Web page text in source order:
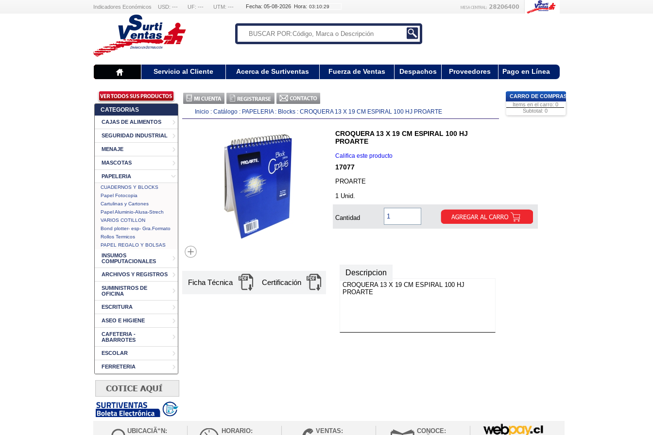
Indicadores Económicos USD: --- UF: --- UTM: --- Fecha: 05-08-2026 Hora:
Servicio al Cliente Acerca de Surtiventas Fuerza de Ventas Despachos Proveedores Pago en Línea
CATEGORIAS
CAJAS DE ALIMENTOS
SEGURIDAD INDUSTRIAL
MENAJE
MASCOTAS
PAPELERIA
CUADERNOS Y BLOCKS
Papel Fotocopia
Cartulinas y Cartones
Papel Aluminio-Alusa-Strech
VARIOS COTILLON
Bond plotter- esp- Gra.Formato
Rollos Termicos
PAPEL REGALO Y BOLSAS
INSUMOS
COMPUTACIONALES
ARCHIVOS Y REGISTROS
SUMINISTROS DE
OFICINA
ESCRITURA
ASEO E HIGIENE
CAFETERIA -
ABARROTES
ESCOLAR
FERRETERIA
Inicio : Catálogo : PAPELERIA: Blocks : CROQUERA 13 X 19 CM ESPIRAL 100 HJ PROARTE
CROQUERA 13 X 19 CM ESPIRAL 100 HJ
PROARTE
Califica este producto
17077
PROARTE
1 Unid.
Cantidad
Ficha Técnica Certificación
Descripcion
CROQUERA 13 X 19 CM ESPIRAL 100 HJ
PROARTE
CARRO DE COMPRAS
Items en el carro: 0
Subtotal: 0
UBICACIÃ“N:
HORARIO:
VENTAS:
CONOCE: